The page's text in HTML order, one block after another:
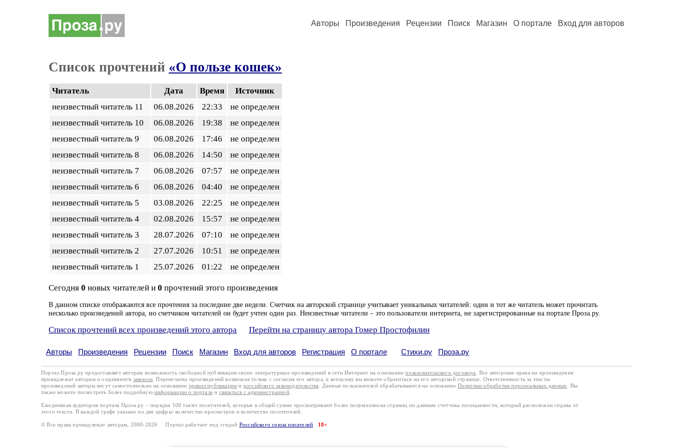
Авторы Произведения Рецензии Поиск Магазин О портале Вход для авторов
Список прочтений «О пользе кошек»
Читатель Дата Время
Источник
неизвестный читатель 11
06.08.2026 22:33
не определен
неизвестный читатель 10
06.08.2026 19:38
не определен
неизвестный читатель 9
06.08.2026 17:46
не определен
неизвестный читатель 8
06.08.2026 14:50
не определен
неизвестный читатель 7
06.08.2026 07:57
не определен
неизвестный читатель 6
06.08.2026 04:40
не определен
неизвестный читатель 5
03.08.2026 22:25
не определен
неизвестный читатель 4
02.08.2026 15:57
не определен
неизвестный читатель 3
28.07.2026 07:10
не определен
неизвестный читатель 2
27.07.2026 10:51
не определен
неизвестный читатель 1
25.07.2026 01:22 не определен
Сегодня 0 новых читателей и 0 прочтений этого произведения
В данном списке отображаются все прочтения за последние две недели. Счетчик на авторской странице учитывает уникальных читателей: один и тот же читатель может прочитать
несколько произведений автора, но счетчиком читателей он будет учтен один раз. Неизвестные читатели – это пользователи интернета, не зарегистрированные на портале Проза.ру.
Список прочтений всех произведений этого автора Перейти на страницу автора Гомер Простофилин
Авторы Произведения Рецензии Поиск Магазин Вход для авторов Регистрация О портале Стихи.ру Проза.ру
Портал Проза.ру предоставляет авторам возможность свободной публикации своих литературных произведений в сети Интернет на основаниипользовательского договора
. Все авторские права на произведения
принадлежат авторам и охраняются законом . Перепечатка произведений возможна только с согласия его автора, к которому вы можете обратиться на его авторской странице. Ответственность за тексты
произведений авторы несут самостоятельно на основании правил публикации и российского законодательства . Данные пользователей обрабатываются на основании Политики обработки персональных данных
. Вы
также можете посмотреть более подробную информацию о портале и связаться с администрацией.
Ежедневная аудитория портала Проза.ру – порядка 100 тысяч посетителей, которые в общей сумме просматривают более полумиллиона страниц по данным счетчика посещаемости, который расположен справа от
этого текста. В каждой графе указано по две цифры: количество просмотров и количество посетителей.
© Все права принадлежат авторам, 2000-2026 Портал работает под эгидой Российского союза писателей 18+